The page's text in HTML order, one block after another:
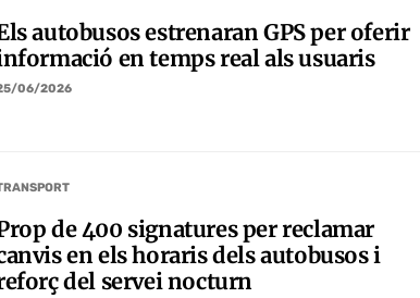
autobusos estrenaran GPS per oferir
en temps real als usuaris
06/2026
de 400 signatures per reclamar
en els horaris dels autobusos i
del servei nocturn